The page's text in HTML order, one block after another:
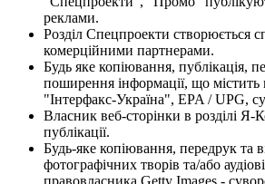
реклами.
Розділ Спецпроекти створюється
комерційними партнерами.
Будь яке копіювання, публікація,
поширення інформації, що містить
"Інтерфакс-Україна", EPA / UPG,
Власник веб-сторінки в розділі Я-
публікації.
Будь-яке копіювання, передрук та
фотографічних творів та/або
правовласника Getty Images -